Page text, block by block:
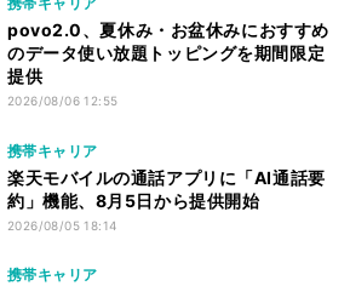
povo2.0、夏休み・お盆休みにおすすめ
のデータ使い放題トッピングを期間限定
提供
2026/08/06 12:55
携帯キャリア
楽天モバイルの通話アプリに「AI通話要
約」機能、8月5日から提供開始
2026/08/05 18:14
携帯キャリア